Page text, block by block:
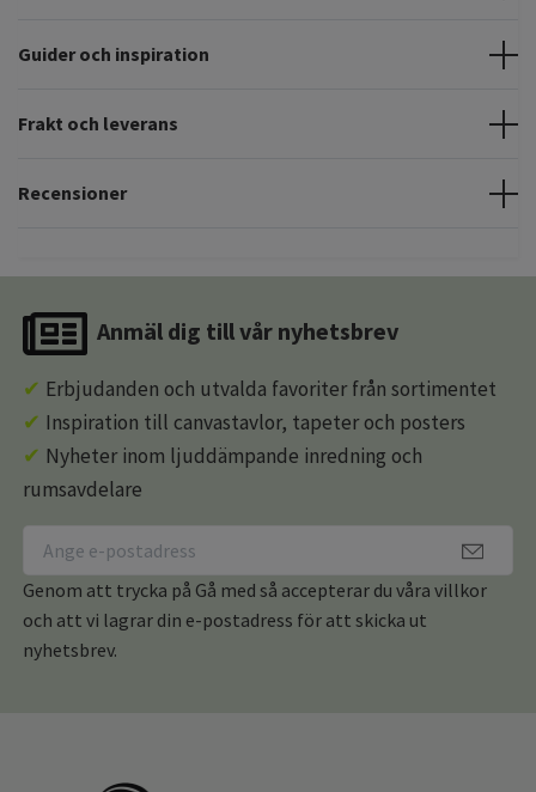
Guider och inspiration
Frakt och leverans
Recensioner
Anmäl dig till vår nyhetsbrev
✔ Erbjudanden och utvalda favoriter från sortimentet
✔ Inspiration till canvastavlor, tapeter och posters
✔ Nyheter inom ljuddämpande inredning och
rumsavdelare
Genom att trycka på Gå med så accepterar du våra villkor
och att vi lagrar din e-postadress för att skicka ut
nyhetsbrev.